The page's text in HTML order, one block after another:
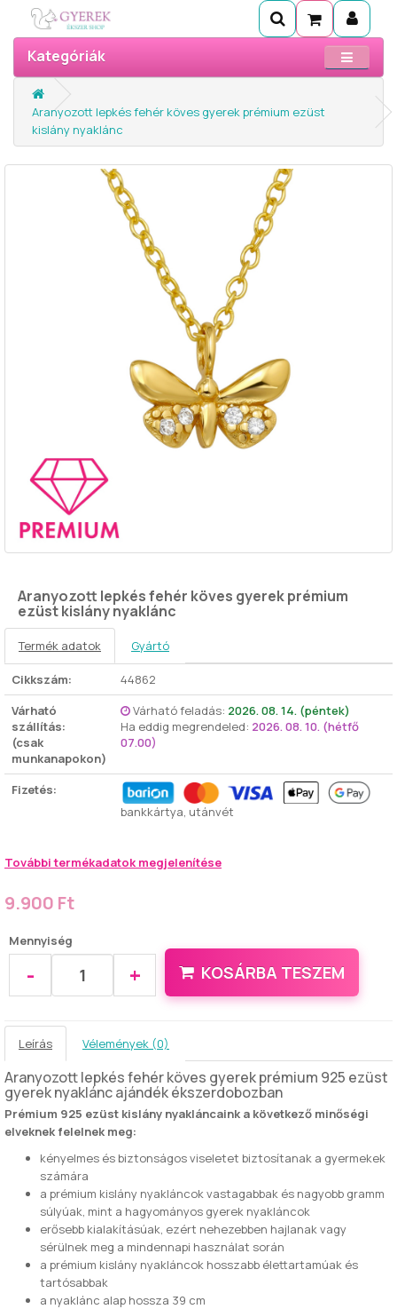
Kategóriák
Aranyozott lepkés fehér köves gyerek prémium ezüst
kislány nyaklánc
Aranyozott lepkés fehér köves gyerek prémium
ezüst kislány nyaklánc
Termék adatok Gyártó
Cikkszám:
44862
Várható
szállítás:
(csak
munkanapokon)
Várható feladás: 2026. 08. 14. (péntek)
Ha eddig megrendeled: 2026. 08. 10. (hétfő
07.00)
Fizetés:
bankkártya, utánvét
További termékadatok megjelenítése
9.900 Ft
Mennyiség
- + KOSÁRBA TESZEM
Leírás Vélemények (0)
Aranyozott lepkés fehér köves gyerek prémium 925 ezüst
gyerek nyaklánc ajándék ékszerdobozban
Prémium 925 ezüst kislány nyakláncaink a következő minőségi
elveknek felelnek meg:
kényelmes és biztonságos viseletet biztosítanak a gyermekek
számára
a prémium kislány nyakláncok vastagabbak és nagyobb gramm
súlyúak, mint a hagyományos gyerek nyakláncok
erősebb kialakításúak, ezért nehezebben hajlanak vagy
sérülnek meg a mindennapi használat során
a prémium kislány nyakláncok hosszabb élettartamúak és
tartósabbak
a nyaklánc alap hossza 39 cm